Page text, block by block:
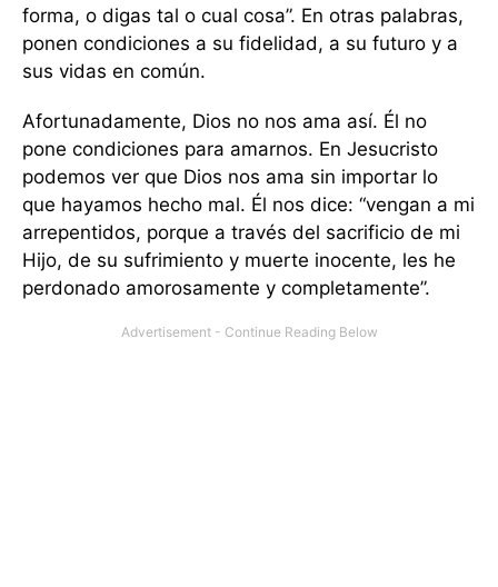
forma, o digas tal o cual cosa”. En otras palabras,
ponen condiciones a su fidelidad, a su futuro y a
sus vidas en común.
Afortunadamente, Dios no nos ama así. Él no
pone condiciones para amarnos. En Jesucristo
podemos ver que Dios nos ama sin importar lo
que hayamos hecho mal. Él nos dice: “vengan a mi
arrepentidos, porque a través del sacrificio de mi
Hijo, de su sufrimiento y muerte inocente, les he
perdonado amorosamente y completamente”.